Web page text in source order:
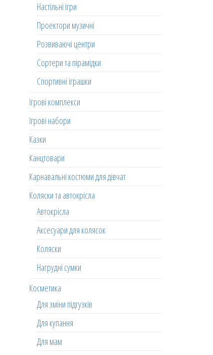
Настільні ігри
Проектори музичні
Розвиваючі центри
Сортери та пірамідки
Спортивні іграшки
Ігрові комплекси
Ігрові набори
Казки
Канцтовари
Карнавальні костюми для дівчат
Коляски та автокрісла
Автокрісла
Аксесуари для колясок
Коляски
Нагрудні сумки
Косметика
Для зміни підгузків
Для купання
Для мам